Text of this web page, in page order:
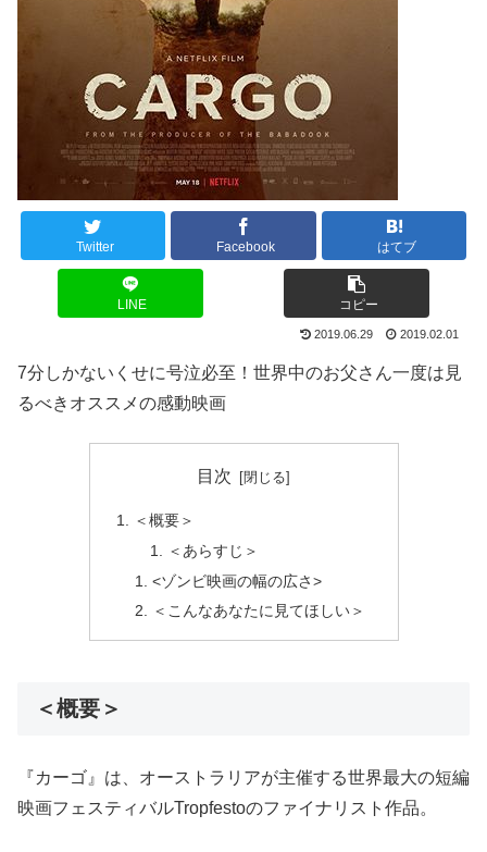
Twitter Facebook はてブ
LINE コピー
2019.06.29 2019.02.01
7分しかないくせに号泣必至！世界中のお父さん一度は見
るべきオススメの感動映画
目次
＜概要＞
＜あらすじ＞
<ゾンビ映画の幅の広さ>
＜こんなあなたに見てほしい＞
＜概要＞
『カーゴ』は、オーストラリアが主催する世界最大の短編
映画フェスティバルTropfestoのファイナリスト作品。